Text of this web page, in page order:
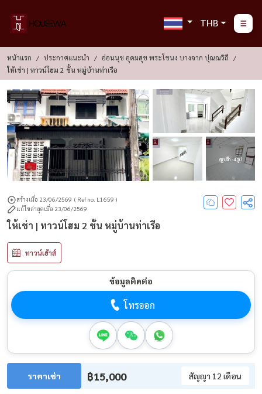
THB
หน้าแรก ประกาศแนะนำ
อ่อนนุช อุดมสุข พระโขนง บางจาก ปุณณวิถี
ให้เช่า | ทาวน์โฮม 2 ชั้น หมู่บ้านท่าเรือ
ดูรูปอีก : 4 รูป
สร้างเมื่อ 23/06/2569 ( Ref no. L1659 )
แก้ไขล่าสุดเมื่อ 23/06/2569
ให้เช่า | ทาวน์โฮม 2 ชั้น หมู่บ้านท่าเรือ
ทาวน์เฮ้าส์
ข้อมูลติดต่อ
โทรออก
ราคาเช่า ฿15,000 สัญญา 12 เดือน